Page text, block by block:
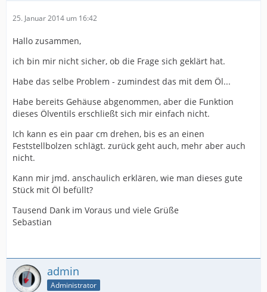
25. Januar 2014 um 16:42
Hallo zusammen,
ich bin mir nicht sicher, ob die Frage sich geklärt hat.
Habe das selbe Problem - zumindest das mit dem Öl...
Habe bereits Gehäuse abgenommen, aber die Funktion
dieses Ölventils erschließt sich mir einfach nicht.
Ich kann es ein paar cm drehen, bis es an einen
Feststellbolzen schlägt. zurück geht auch, mehr aber auch
nicht.
Kann mir jmd. anschaulich erklären, wie man dieses gute
Stück mit Öl befüllt?
Tausend Dank im Voraus und viele Grüße
Sebastian
admin
Administrator